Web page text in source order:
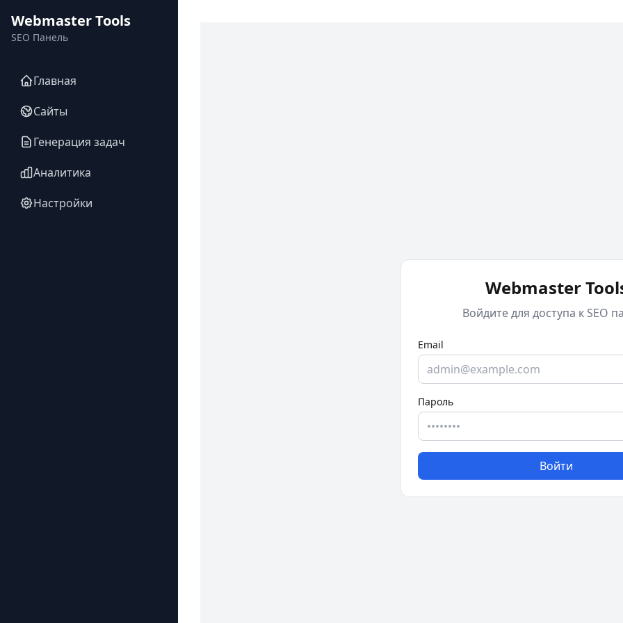
Webmaster Tools
SEO Панель
Главная
Сайты
Генерация задач
Аналитика
Настройки
Webmaster
Войдите для доступа к SEO
Email
Пароль
Войти